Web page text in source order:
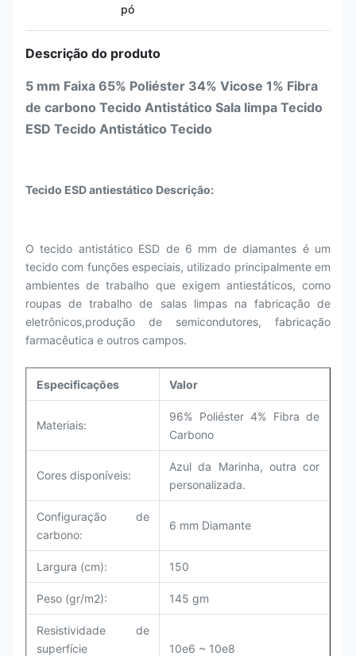
pó
Descrição do produto
5 mm Faixa 65% Poliéster 34% Vicose 1% Fibra
de carbono Tecido Antistático Sala limpa Tecido
ESD Tecido Antistático Tecido
Tecido ESD antiestático Descrição:
O tecido antistático ESD de 6 mm de diamantes é um
tecido com funções especiais, utilizado principalmente em
ambientes de trabalho que exigem antiestáticos, como
roupas de trabalho de salas limpas na fabricação de
eletrônicos,produção de semicondutores, fabricação
farmacêutica e outros campos.
Especificações Valor
Materiais:
96% Poliéster 4% Fibra de
Carbono
Cores disponíveis:
Azul da Marinha, outra cor
personalizada.
Configuração de
carbono:
6 mm Diamante
Largura (cm): 150
Peso (gr/m2): 145 gm
Resistividade de
superfície
10e6 ~ 10e8